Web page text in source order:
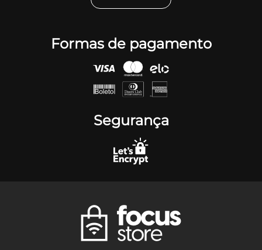
Formas de pagamento
Segurança